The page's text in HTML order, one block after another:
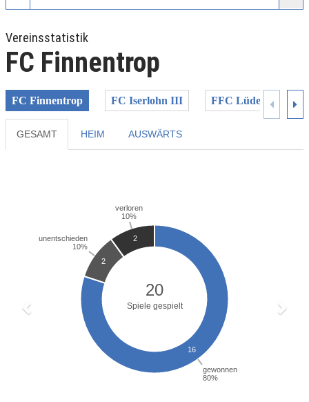
Vereinsstatistik
FC Finnentrop
FC Finnentrop FC Iserlohn III FFC Lüdenscheid
GESAMT HEIM AUSWÄRTS